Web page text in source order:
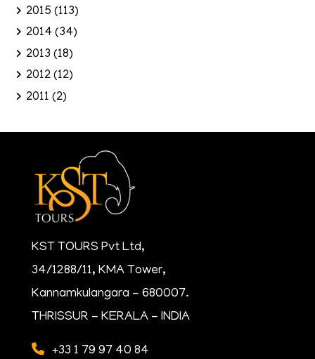
2015 (113)
2014 (34)
2013 (18)
2012 (12)
2011 (2)
KST TOURS Pvt Ltd,
34/1288/11, KMA Tower,
Kannamkulangara - 680007.
THRISSUR - KERALA - INDIA
+33 1 79 97 40 84